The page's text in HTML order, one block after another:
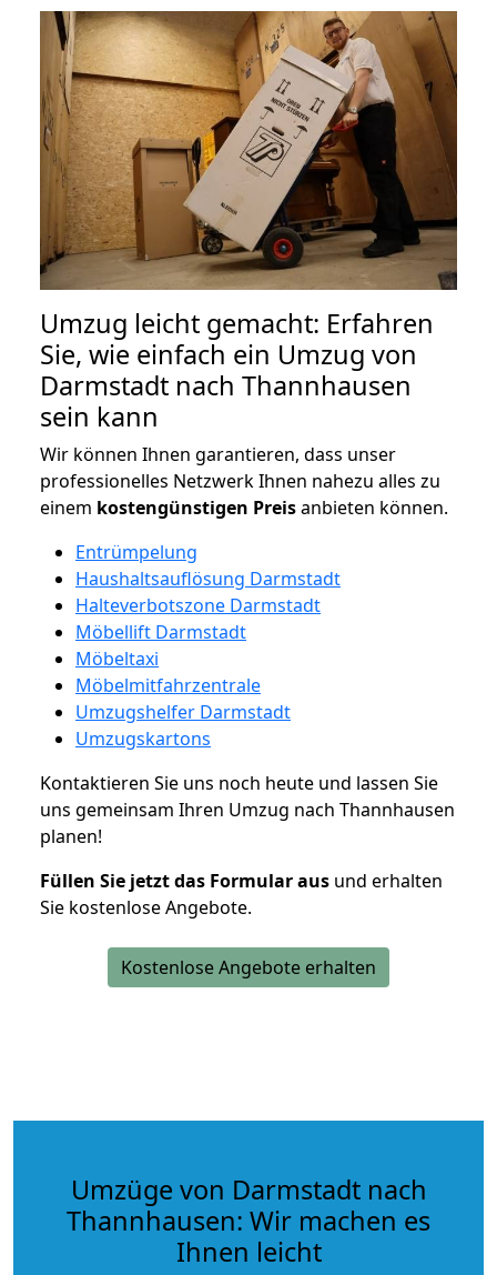
Umzug leicht gemacht: Erfahren
Sie, wie einfach ein Umzug von
Darmstadt nach Thannhausen
sein kann
Wir können Ihnen garantieren, dass unser
professionelles Netzwerk Ihnen nahezu alles zu
einem kostengünstigen Preisanbieten können.
Entrümpelung
Haushaltsauflösung Darmstadt
Halteverbotszone Darmstadt
Möbellift Darmstadt
Möbeltaxi
Möbelmitfahrzentrale
Umzugshelfer Darmstadt
Umzugskartons
Kontaktieren Sie uns noch heute und lassen Sie
uns gemeinsam Ihren Umzug nach Thannhausen
planen!
Füllen Sie jetzt das Formular aus und erhalten
Sie kostenlose Angebote.
Kostenlose Angebote erhalten
Umzüge von Darmstadt nach
Thannhausen: Wir machen es
Ihnen leicht